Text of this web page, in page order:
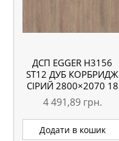
ДСП EGGER H3156
ST12 ДУБ КОРБРИДЖ
СІРИЙ 2800×2070 18
ММ
4 491,89 грн.
Додати в кошик